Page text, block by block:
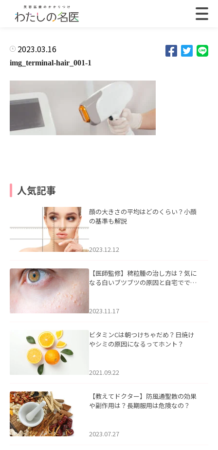
2023.03.16
img_terminal-hair_001-1
人気記事
顔の大きさの平均はどのくらい？小顔
の基準も解説
2023.12.12
【医師監修】稗粒腫の治し方は？気に
なる白いブツブツの原因と自宅ででき
2023.11.17
ビタミンCは朝つけちゃだめ？日焼け
やシミの原因になるってホント？
2021.09.22
【教えてドクター】防風通聖散の効果
や副作用は？長期服用は危険なの？
2023.07.27